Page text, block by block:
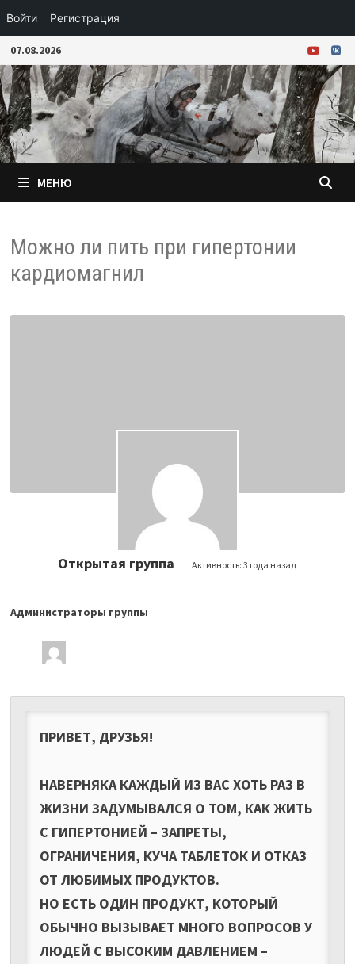
Войти Регистрация
Перейти
к
содержимому
07.08.2026
МЕНЮ
Можно ли пить при гипертонии
кардиомагнил
Открытая группа Активность:3 года назад
Лидеры
группы
Администраторы группы
ПРИВЕТ, ДРУЗЬЯ!
НАВЕРНЯКА КАЖДЫЙ ИЗ ВАС ХОТЬ РАЗ В
ЖИЗНИ ЗАДУМЫВАЛСЯ О ТОМ, КАК ЖИТЬ
С ГИПЕРТОНИЕЙ – ЗАПРЕТЫ,
ОГРАНИЧЕНИЯ, КУЧА ТАБЛЕТОК И ОТКАЗ
ОТ ЛЮБИМЫХ ПРОДУКТОВ.
НО ЕСТЬ ОДИН ПРОДУКТ, КОТОРЫЙ
ОБЫЧНО ВЫЗЫВАЕТ МНОГО ВОПРОСОВ У
ЛЮДЕЙ С ВЫСОКИМ ДАВЛЕНИЕМ –